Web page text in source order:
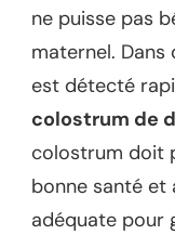
ne puisse pas
maternel.
est détecté
colostrum de
colostrum doit
bonne santé et
adéquate pour